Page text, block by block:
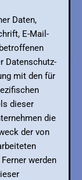
Daten,
E-Mail-
Datenschutz-
mit den für
dieser
die
der von
werden